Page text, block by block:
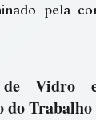
pela
Vidro
do Trabalho